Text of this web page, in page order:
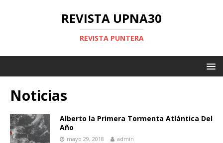
REVISTA UPNA30
REVISTA PUNTERA
Noticias
Alberto la Primera Tormenta Atlántica Del
Año
mayo 29, 2018 admin